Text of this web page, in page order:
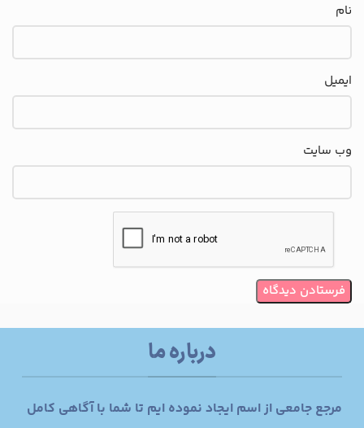
نام
ایمیل
وب‌ سایت
درباره ما
مرجع جامعی از اسم ایجاد نموده ایم تا شما با آگاهی کامل